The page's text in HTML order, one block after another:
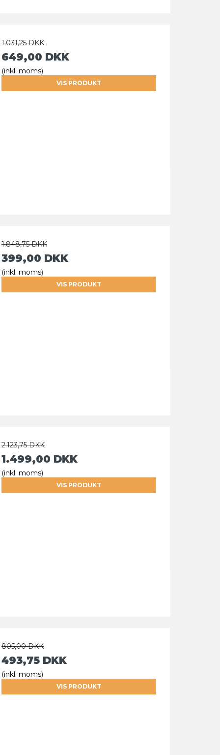
1.031,25 DKK
649,00 DKK
(inkl. moms)
VIS PRODUKT
1.848,75 DKK
399,00 DKK
(inkl. moms)
VIS PRODUKT
2.123,75 DKK
1.499,00 DKK
(inkl. moms)
VIS PRODUKT
805,00 DKK
493,75 DKK
(inkl. moms)
VIS PRODUKT